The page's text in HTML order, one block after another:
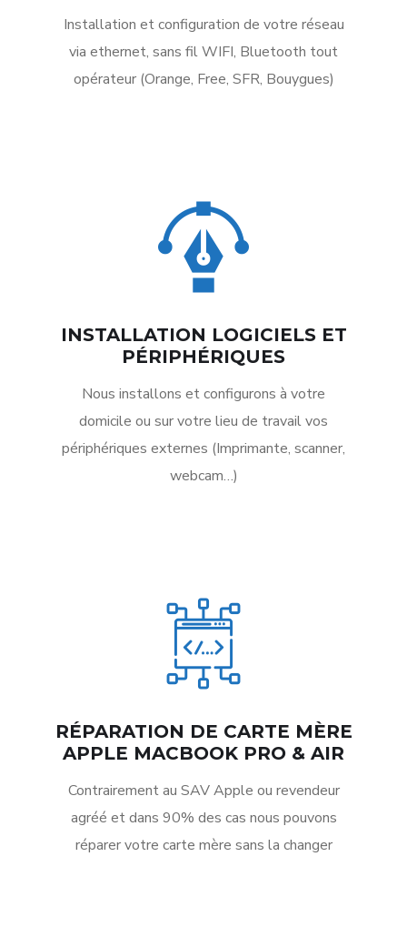
Installation et configuration de votre réseau
via ethernet, sans fil WIFI, Bluetooth tout
opérateur (Orange, Free, SFR, Bouygues)
INSTALLATION LOGICIELS ET
PÉRIPHÉRIQUES
Nous installons et configurons à votre
domicile ou sur votre lieu de travail vos
périphériques externes (Imprimante, scanner,
webcam…)
RÉPARATION DE CARTE MÈRE
APPLE MACBOOK PRO & AIR
Contrairement au SAV Apple ou revendeur
agréé et dans 90% des cas nous pouvons
réparer votre carte mère sans la changer